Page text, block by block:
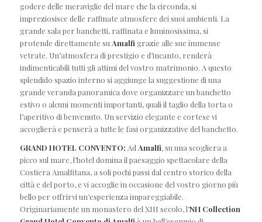
godere delle meraviglie del mare che la circonda, si
impreziosisce delle raffinate atmosfere dei suoi ambienti. La
grande sala per banchetti, raffinata e luminosissima, si
protende direttamente su Amalfi grazie alle sue immense
vetrate. Un’atmosfera di prestigio e d’incanto, renderà
indimenticabili tutti gli attimi del vostro matrimonio. A questo
splendido spazio interno si aggiunge la suggestione di una
grande veranda panoramica dove organizzare un banchetto
estivo o alcuni momenti importanti, quali il taglio della torta o
l’aperitivo di benvenuto. Un servizio elegante e cortese vi
accoglierà e penserà a tutte le fasi organizzative del banchetto.
GRAND HOTEL CONVENTO: Ad Amalfi, su una scogliera a
picco sul mare, l’hotel domina il paesaggio spettacolare della
Costiera Amalfitana, a soli pochi passi dal centro storico della
città e del porto, e vi accoglie in occasione del vostro giorno più
bello per offrirvi un’esperienza impareggiabile.
Originariamente un monastero del XIII secolo, l’NH Collection